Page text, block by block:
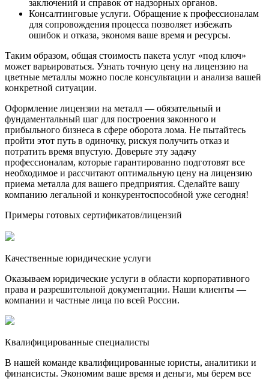
заключений и справок от надзорных органов.
Консалтинговые услуги. Обращение к профессионалам
для сопровождения процесса позволяет избежать
ошибок и отказа, экономя ваше время и ресурсы.
Таким образом, общая стоимость пакета услуг «под ключ»
может варьироваться. Узнать точную цену на лицензию на
цветные металлы можно после консультации и анализа вашей
конкретной ситуации.
Оформление лицензии на металл — обязательный и
фундаментальный шаг для построения законного и
прибыльного бизнеса в сфере оборота лома. Не пытайтесь
пройти этот путь в одиночку, рискуя получить отказ и
потратить время впустую. Доверьте эту задачу
профессионалам, которые гарантированно подготовят все
необходимое и рассчитают оптимальную цену на лицензию
приема металла для вашего предприятия. Сделайте вашу
компанию легальной и конкурентоспособной уже сегодня!
Примеры готовых сертификатов/лицензий
Качественные юридические услуги
Оказываем юридические услуги в области корпоративного
права и разрешительной документации. Наши клиенты —
компании и частные лица по всей России.
Квалифицированные специалисты
В нашей команде квалифицированные юристы, аналитики и
финансисты. Экономим ваше время и деньги, мы берем все